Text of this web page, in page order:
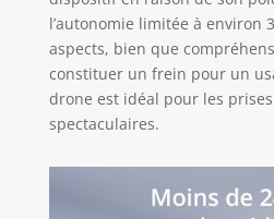
consulter et à
scrupuleusement
réglementations
avant de piloter
l’autonomie limitée à environ
aspects, bien que
constituer un frein pour un
drone est idéal pour les
spectaculaires.